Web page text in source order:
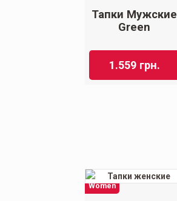
Тапки Мужские
Green
1.559 грн.